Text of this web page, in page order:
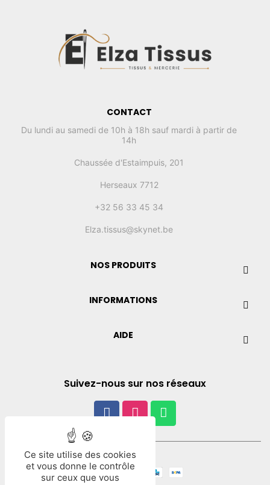
CONTACT
Du lundi au samedi de 10h à 18h sauf mardi à partir de
14h
Chaussée d'Estaimpuis, 201
Herseaux 7712
+32 56 33 45 34
Elza.tissus@skynet.be
NOS PRODUITS
INFORMATIONS
AIDE
Suivez-nous sur nos réseaux
Paiement
Ce site utilise des cookies
et vous donne le contrôle
sur ceux que vous